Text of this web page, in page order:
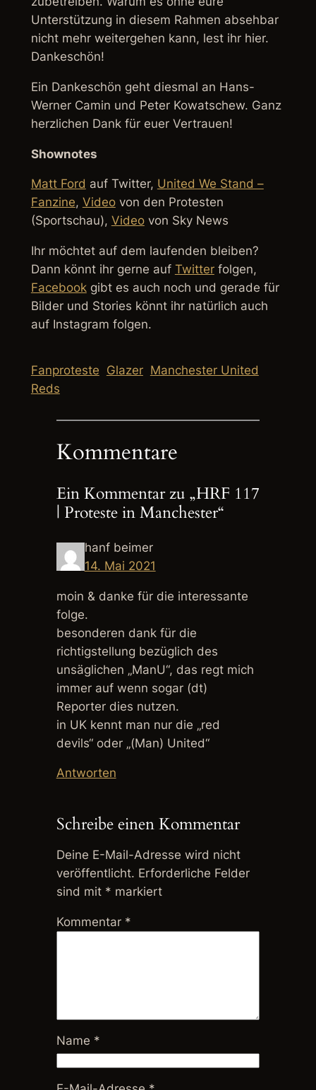
Unterstützung in diesem Rahmen absehbar
nicht mehr weitergehen kann, lest ihr hier.
Dankeschön!
Ein Dankeschön geht diesmal an Hans-
Werner Camin und Peter Kowatschew. Ganz
herzlichen Dank für euer Vertrauen!
Shownotes
Matt Ford auf Twitter, United We Stand –
Fanzine, Videovon den Protesten
(Sportschau), Videovon Sky News
Ihr möchtet auf dem laufenden bleiben?
Dann könnt ihr gerne auf Twitterfolgen,
Facebookgibt es auch noch und gerade für
Bilder und Stories könnt ihr natürlich auch
auf Instagram folgen.
Fanproteste Glazer Manchester United
Reds
Kommentare
Ein Kommentar zu „HRF 117
| Proteste in Manchester“
hanf beimer
14. Mai 2021
moin & danke für die interessante
folge.
besonderen dank für die
richtigstellung bezüglich des
unsäglichen „ManU“, das regt mich
immer auf wenn sogar (dt)
Reporter dies nutzen.
in UK kennt man nur die „red
devils“ oder „(Man) United“
Antworten
Schreibe einen Kommentar
Deine E-Mail-Adresse wird nicht
veröffentlicht. Erforderliche Felder
sind mit * markiert
Kommentar *
Name *